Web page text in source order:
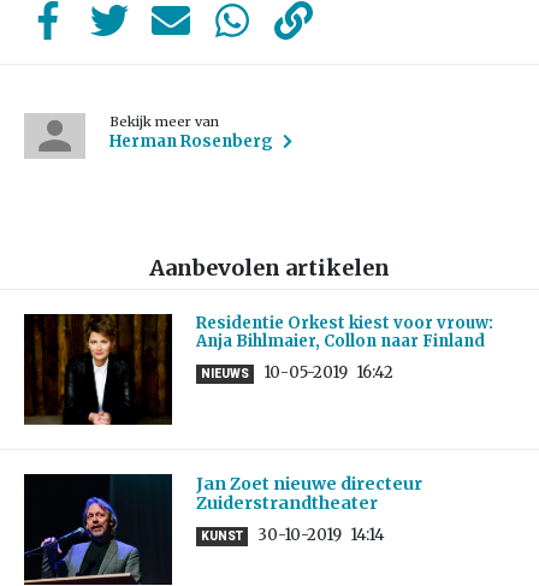
Bekijk meer van
Herman Rosenberg
Aanbevolen artikelen
Residentie Orkest kiest voor vrouw:
Anja Bihlmaier, Collon naar Finland
NIEUWS 10-05-2019 16:42
Jan Zoet nieuwe directeur
Zuiderstrandtheater
KUNST 30-10-2019 14:14